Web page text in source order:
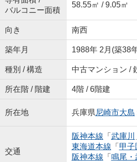
バルコニー面積
58.55㎡ / 9.05㎡
向き 南西
築年月 1988年 2月(築38
種別 / 構造 中古マンション /
所在階 / 階建 4階 / 6階建
所在地 兵庫県尼崎市大島
交通
阪神本線 「 武庫川
東海道本線 「 甲子
阪神本線 「 鳴尾・